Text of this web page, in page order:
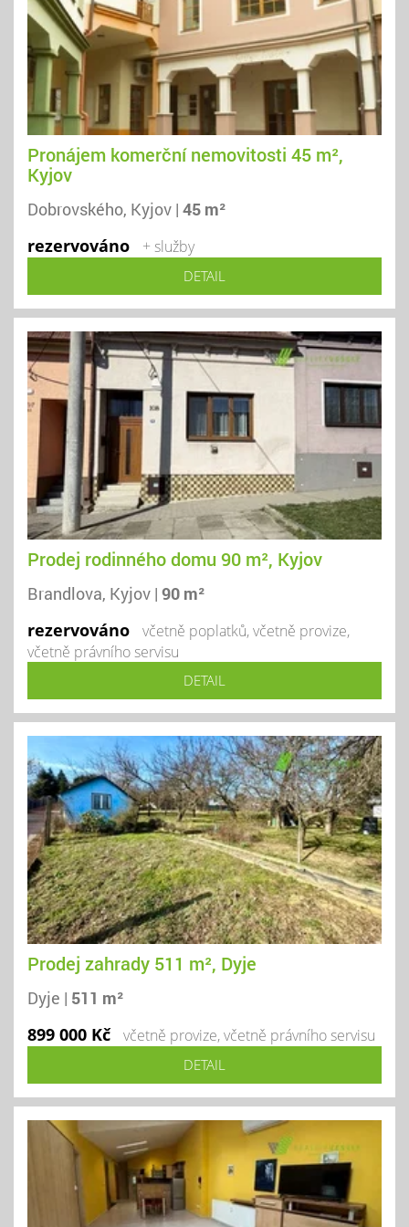
Pronájem komerční nemovitosti 45 m²,
Kyjov
Dobrovského, Kyjov | 45 m²
rezervováno
+ služby
DETAIL
Prodej rodinného domu 90 m², Kyjov
Brandlova, Kyjov | 90 m²
rezervováno
včetně poplatků, včetně provize,
včetně právního servisu
DETAIL
Prodej zahrady 511 m², Dyje
Dyje | 511 m²
899 000 Kč
včetně provize, včetně právního servisu
DETAIL